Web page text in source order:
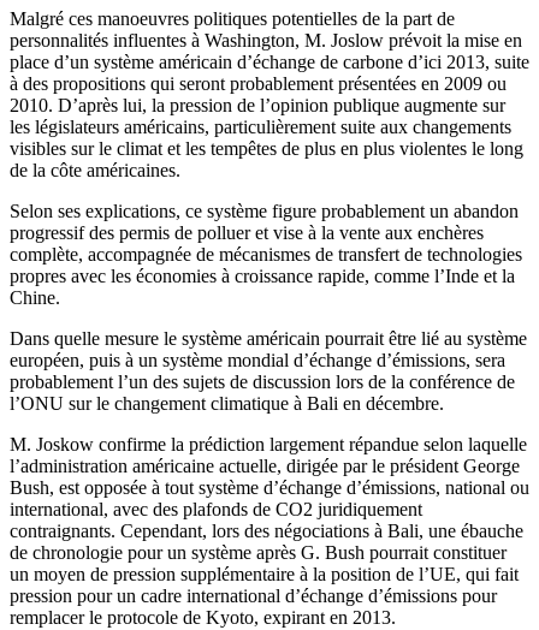
Malgré ces manoeuvres politiques potentielles de la part de
personnalités influentes à Washington, M. Joslow prévoit la mise en
place d’un système américain d’échange de carbone d’ici 2013, suite
à des propositions qui seront probablement présentées en 2009 ou
2010. D’après lui, la pression de l’opinion publique augmente sur
les législateurs américains, particulièrement suite aux changements
visibles sur le climat et les tempêtes de plus en plus violentes le long
de la côte américaines.
Selon ses explications, ce système figure probablement un abandon
progressif des permis de polluer et vise à la vente aux enchères
complète, accompagnée de mécanismes de transfert de technologies
propres avec les économies à croissance rapide, comme l’Inde et la
Chine.
Dans quelle mesure le système américain pourrait être lié au système
européen, puis à un système mondial d’échange d’émissions, sera
probablement l’un des sujets de discussion lors de la conférence de
l’ONU sur le changement climatique à Bali en décembre.
M. Joskow confirme la prédiction largement répandue selon laquelle
l’administration américaine actuelle, dirigée par le président George
Bush, est opposée à tout système d’échange d’émissions, national ou
international, avec des plafonds de CO2 juridiquement
contraignants. Cependant, lors des négociations à Bali, une ébauche
de chronologie pour un système après G. Bush pourrait constituer
un moyen de pression supplémentaire à la position de l’UE, qui fait
pression pour un cadre international d’échange d’émissions pour
remplacer le protocole de Kyoto, expirant en 2013.